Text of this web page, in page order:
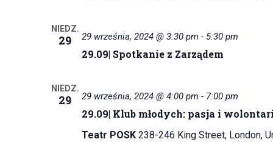
NIEDZ.
29
29.09| Spotkanie z Zarządem
29 września, 2024 @ 3:30 pm - 5:30 pm
NIEDZ.
29
29.09| Klub młodych: pasja i
29 września, 2024 @ 4:00 pm - 7:00 pm
Teatr POSK 238-246 King Street, London,